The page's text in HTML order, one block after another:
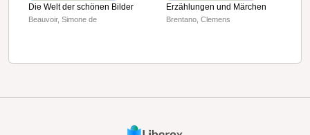
Die Welt der schönen Bilder
Beauvoir, Simone de
Erzählungen und Märchen
Brentano, Clemens